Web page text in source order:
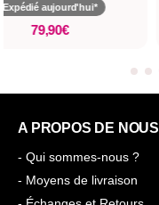
aujourd'hui*
79,90€
A PROPOS DE NOUS
- Qui sommes-nous ?
- Moyens de livraison